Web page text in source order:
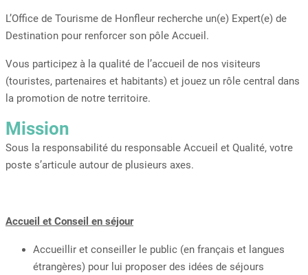
L’Office de Tourisme de Honfleur recherche un(e) Expert(e) de
Destination pour renforcer son pôle Accueil.
Vous participez à la qualité de l’accueil de nos visiteurs
(touristes, partenaires et habitants) et jouez un rôle central dans
la promotion de notre territoire.
Mission
Sous la responsabilité du responsable Accueil et Qualité, votre
poste s’articule autour de plusieurs axes.
Accueil et Conseil en séjour
Accueillir et conseiller le public (en français et langues
étrangères) pour lui proposer des idées de séjours